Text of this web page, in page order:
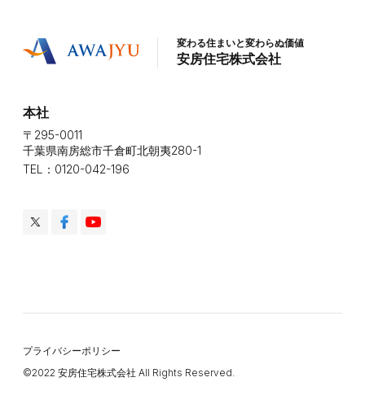
変わる住まいと変わらぬ価値
安房住宅株式会社
本社
〒295-0011
千葉県南房総市千倉町北朝夷280-1
TEL：0120-042-196
プライバシーポリシー
©️2022 安房住宅株式会社 All Rights Reserved.